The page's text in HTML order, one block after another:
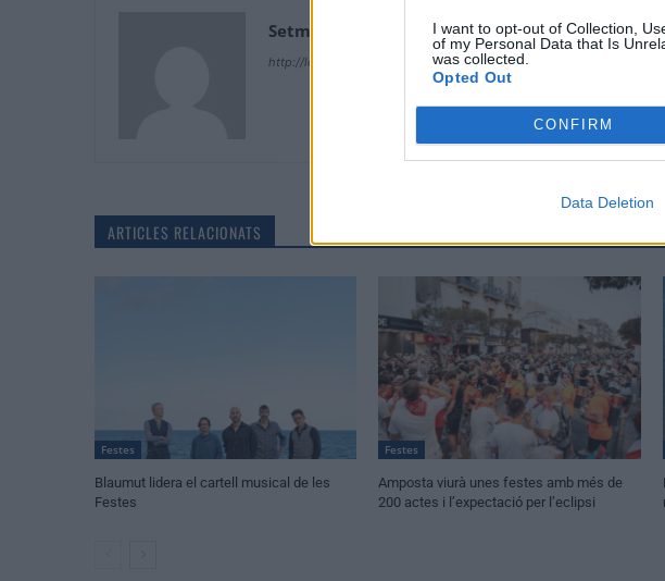
I want to opt-out of Collection,
of my Personal Data that Is
was collected.
Opted Out
CONFIRM
Data Deletion
Setmanari Ebre
http://localhost/setmanari-copia
ARTICLES RELACIONATS
Festes
Blaumut lidera el cartell musical de les
Festes
Festes
Amposta viurà unes festes amb més de
200 actes i l’expectació per l’eclipsi